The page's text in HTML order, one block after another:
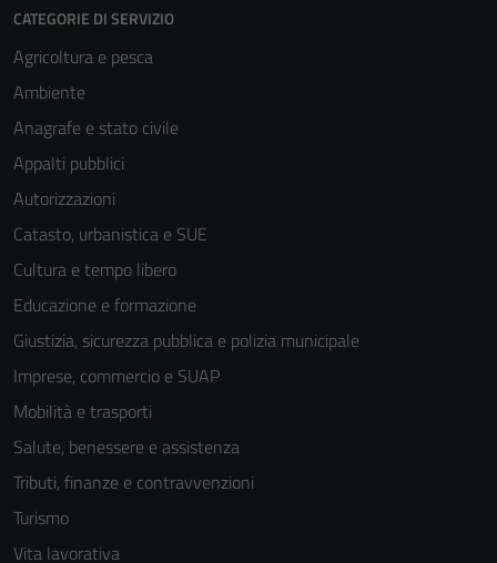
CATEGORIE DI SERVIZIO
Agricoltura e pesca
Ambiente
Anagrafe e stato civile
Appalti pubblici
Autorizzazioni
Catasto, urbanistica e SUE
Cultura e tempo libero
Educazione e formazione
Giustizia, sicurezza pubblica e polizia municipale
Imprese, commercio e SUAP
Mobilità e trasporti
Salute, benessere e assistenza
Tributi, finanze e contravvenzioni
Turismo
Vita lavorativa